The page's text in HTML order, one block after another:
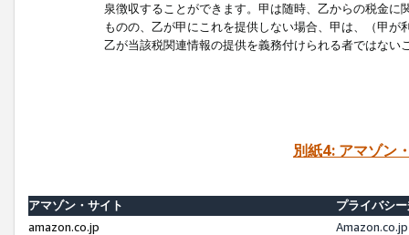
泉徴収することができます。甲は随時、乙からの税金
ものの、乙が甲にこれを提供しない場合、甲は、（甲
乙が当該税関連情報の提供を義務付けられる者ではな
別紙4: アマゾン
アマゾン・サイト
プライバシ
amazon.co.jp